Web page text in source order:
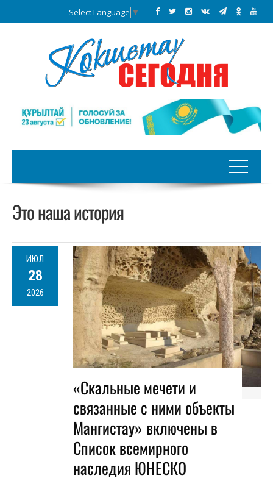
Select Language ▼
Это наша история
ИЮЛ
28
2026
«Скальные мечети и
связанные с ними объекты
Мангистау» включены в
Список всемирного
наследия ЮНЕСКО